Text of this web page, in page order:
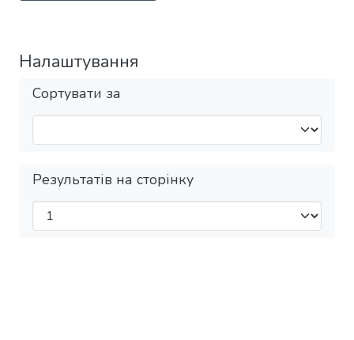
Налаштування
Сортувати за
Результатів на сторінку